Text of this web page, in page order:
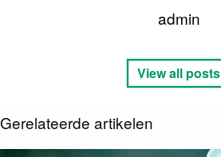
admin
View all posts
Gerelateerde artikelen